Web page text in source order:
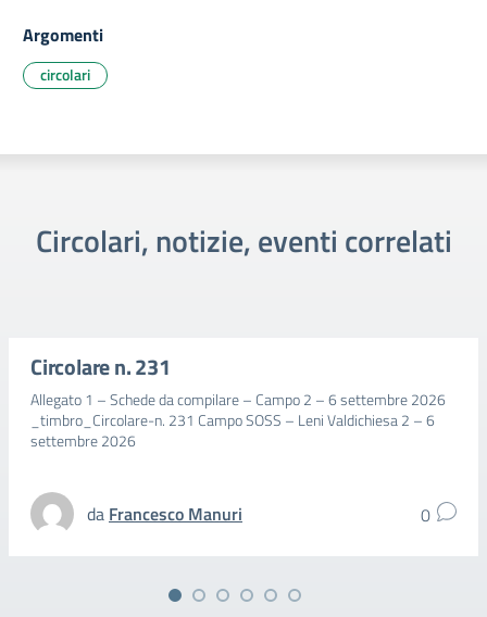
Argomenti
circolari
Circolari, notizie, eventi correlati
Circolare n. 231
Allegato 1 – Schede da compilare – Campo 2 – 6 settembre 2026
_timbro_Circolare-n. 231 Campo SOSS – Leni Valdichiesa 2 – 6
settembre 2026
da Francesco Manuri 0